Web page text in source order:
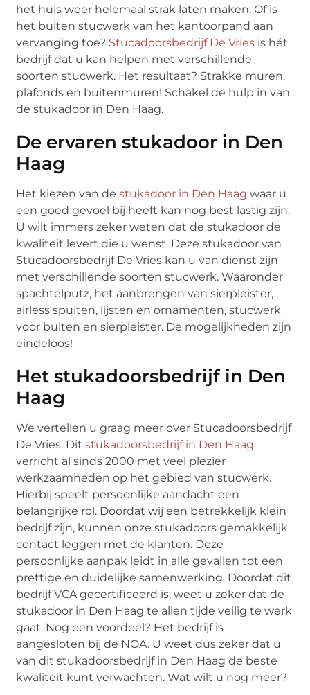
het huis weer helemaal strak laten maken. Of is
het buiten stucwerk van het kantoorpand aan
vervanging toe? Stucadoorsbedrijf De Vries is hét
bedrijf dat u kan helpen met verschillende
soorten stucwerk. Het resultaat? Strakke muren,
plafonds en buitenmuren! Schakel de hulp in van
de stukadoor in Den Haag.
De ervaren stukadoor in Den
Haag
Het kiezen van destukadoor in Den Haag waar u
een goed gevoel bij heeft kan nog best lastig zijn.
U wilt immers zeker weten dat de stukadoor de
kwaliteit levert die u wenst. Deze stukadoor van
Stucadoorsbedrijf De Vries kan u van dienst zijn
met verschillende soorten stucwerk. Waaronder
spachtelputz, het aanbrengen van sierpleister,
airless spuiten, lijsten en ornamenten, stucwerk
voor buiten en sierpleister. De mogelijkheden zijn
eindeloos!
Het stukadoorsbedrijf in Den
Haag
We vertellen u graag meer over Stucadoorsbedrijf
De Vries. Ditstukadoorsbedrijf in Den Haag
verricht al sinds 2000 met veel plezier
werkzaamheden op het gebied van stucwerk.
Hierbij speelt persoonlijke aandacht een
belangrijke rol. Doordat wij een betrekkelijk klein
bedrijf zijn, kunnen onze stukadoors gemakkelijk
contact leggen met de klanten. Deze
persoonlijke aanpak leidt in alle gevallen tot een
prettige en duidelijke samenwerking. Doordat dit
bedrijf VCA gecertificeerd is, weet u zeker dat de
stukadoor in Den Haag te allen tijde veilig te werk
gaat. Nog een voordeel? Het bedrijf is
aangesloten bij de NOA. U weet dus zeker dat u
van dit stukadoorsbedrijf in Den Haag de beste
kwaliteit kunt verwachten. Wat wilt u nog meer?